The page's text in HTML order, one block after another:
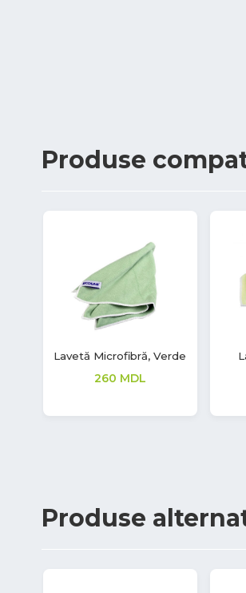
Produse
Lavetă Microfibră, Verde
260 MDL
Produse